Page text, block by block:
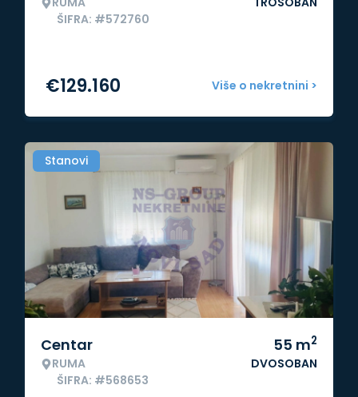
ŠIFRA: #572760
Više o nekretnini >
€129.160
Stanovi
Centar
RUMA
ŠIFRA: #568653
55 m2
DVOSOBAN